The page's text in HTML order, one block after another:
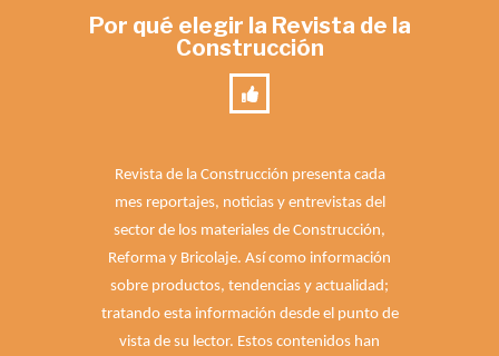
Por qué elegir la Revista de la
Construcción
Revista de la Construcción presenta cada
mes reportajes, noticias y entrevistas del
sector de los materiales de Construcción,
Reforma y Bricolaje. Así como información
sobre productos, tendencias y actualidad;
tratando esta información desde el punto de
vista de su lector. Estos contenidos han